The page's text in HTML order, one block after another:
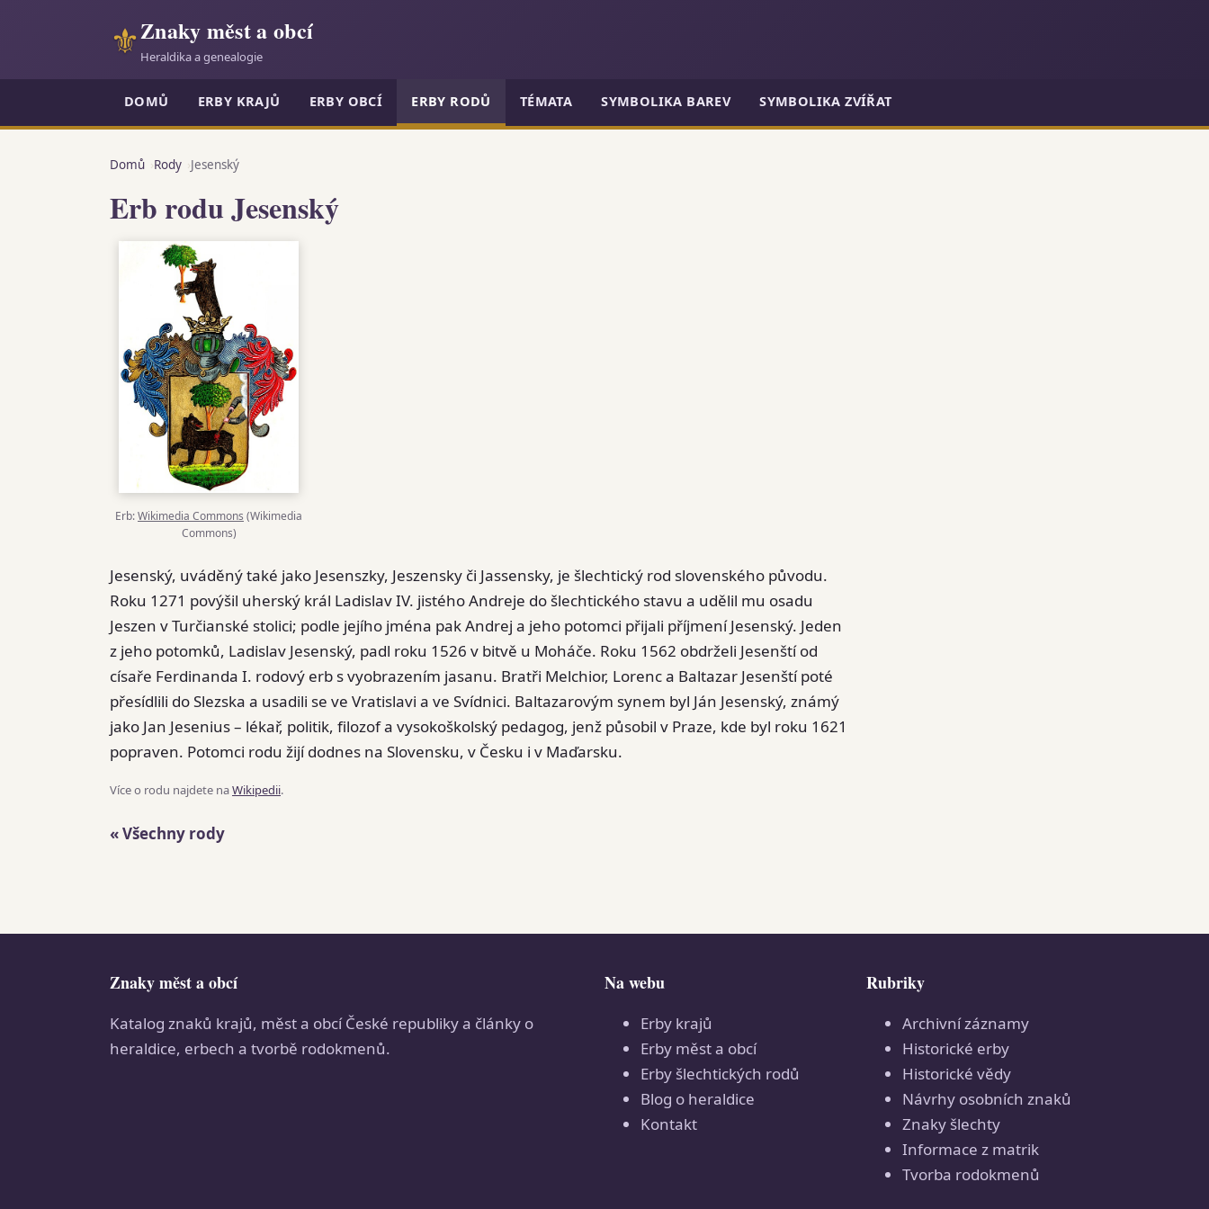
⚜Znaky měst a obcí
Heraldika a genealogie
DOMŮ ERBY KRAJŮ ERBY OBCÍ ERBY RODŮ TÉMATA SYMBOLIKA BAREV SYMBOLIKA ZVÍŘAT
Domů Rody Jesenský
Erb rodu Jesenský
Erb:Wikimedia Commons (Wikimedia
Commons)
Jesenský, uváděný také jako Jesenszky, Jeszensky či Jassensky, je šlechtický rod slovenského původu.
Roku 1271 povýšil uherský král Ladislav IV. jistého Andreje do šlechtického stavu a udělil mu osadu
Jeszen v Turčianské stolici; podle jejího jména pak Andrej a jeho potomci přijali příjmení Jesenský. Jeden
z jeho potomků, Ladislav Jesenský, padl roku 1526 v bitvě u Moháče. Roku 1562 obdrželi Jesenští od
císaře Ferdinanda I. rodový erb s vyobrazením jasanu. Bratři Melchior, Lorenc a Baltazar Jesenští poté
přesídlili do Slezska a usadili se ve Vratislavi a ve Svídnici. Baltazarovým synem byl Ján Jesenský, známý
jako Jan Jesenius – lékař, politik, filozof a vysokoškolský pedagog, jenž působil v Praze, kde byl roku 1621
popraven. Potomci rodu žijí dodnes na Slovensku, v Česku i v Maďarsku.
Více o rodu najdete naWikipedii.
« Všechny rody
Znaky měst a obcí
Katalog znaků krajů, měst a obcí České republiky a články o
heraldice, erbech a tvorbě rodokmenů.
Na webu
Erby krajů
Erby měst a obcí
Erby šlechtických rodů
Blog o heraldice
Kontakt
Rubriky
Archivní záznamy
Historické erby
Historické vědy
Návrhy osobních znaků
Znaky šlechty
Informace z matrik
Tvorba rodokmenů